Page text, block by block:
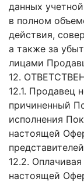
данных
в полном
действия,
а также за
лицами
12.
12.1. Продавец
причиненный
исполнения
настоящей
12.2.
настоящей